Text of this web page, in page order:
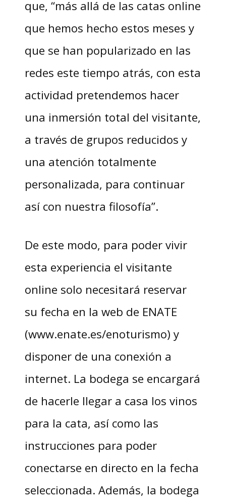
que, “más allá de las catas online
que hemos hecho estos meses y
que se han popularizado en las
redes este tiempo atrás, con esta
actividad pretendemos hacer
una inmersión total del visitante,
a través de grupos reducidos y
una atención totalmente
personalizada, para continuar
así con nuestra filosofía”.
De este modo, para poder vivir
esta experiencia el visitante
online solo necesitará reservar
su fecha en la web de ENATE
(www.enate.es/enoturismo) y
disponer de una conexión a
internet. La bodega se encargará
de hacerle llegar a casa los vinos
para la cata, así como las
instrucciones para poder
conectarse en directo en la fecha
seleccionada. Además, la bodega